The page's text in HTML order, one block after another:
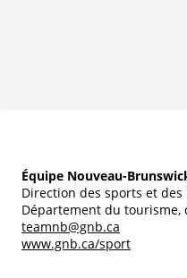
Équipe Nouveau-
Direction des sports et des
Département du
teamnb@gnb.ca
www.gnb.ca/sport